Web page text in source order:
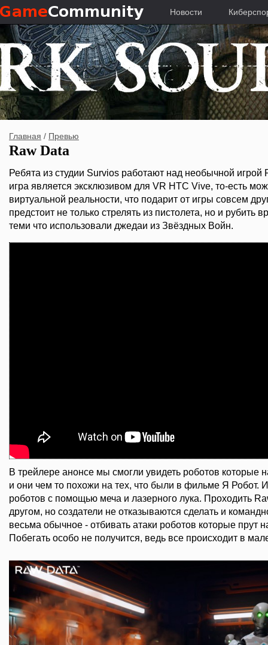
Новости
Главная / Превью
Raw Data
Ребята из студии Survios работают над необычной игрой
игра является эксклюзивом для VR HTC Vive, то-есть
виртуальной реальности, что подарит от игры совсем
предстоит не только стрелять из пистолета, но и рубить
теми что использовали джедаи из Звёздных Войн.
В трейлере анонсе мы смогли увидеть роботов которые
и они чем то похожи на тех, что были в фильме Я Робот.
роботов с помощью меча и лазерного лука. Проходить
другом, но создатели не отказываются сделать и
весьма обычное - отбивать атаки роботов которые прут
Побегать особо не получится, ведь все происходит в